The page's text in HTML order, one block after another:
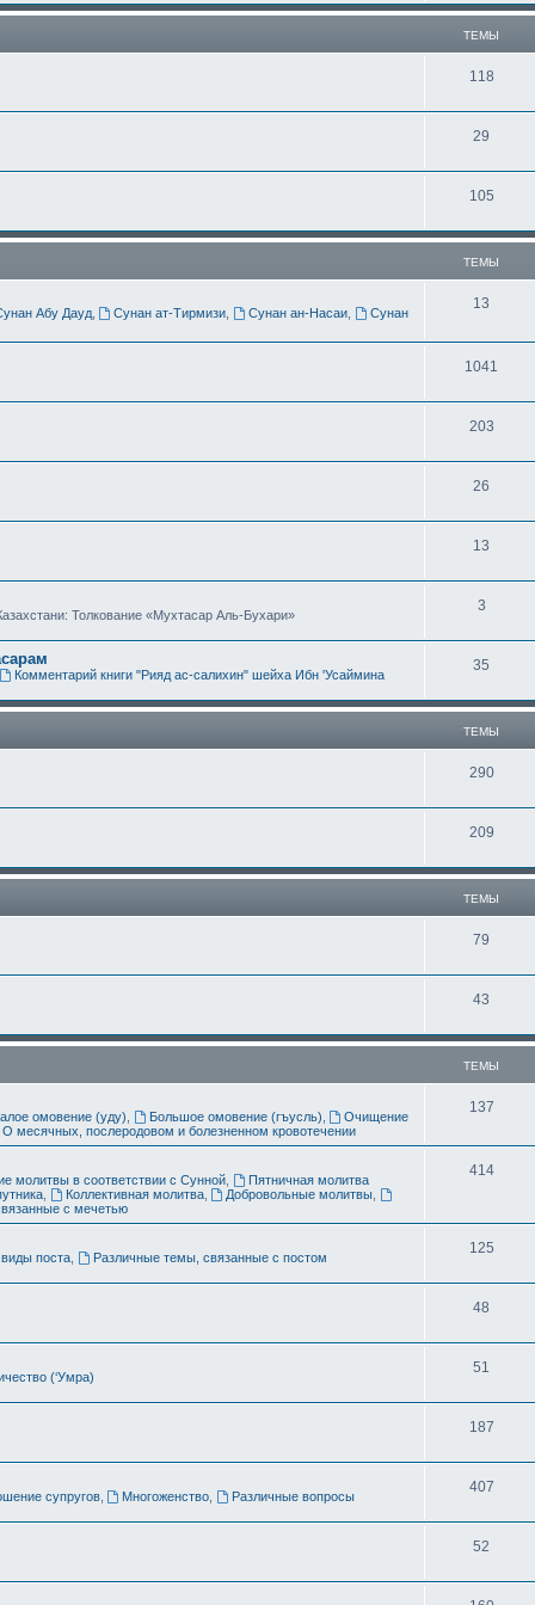
м
ТЕМЫ
118Т
ы
29
м
ы
105Т
м
ТЕМЫ
Абу Дауд, Сунан ат-Тирмизи Сунан ан-Насаи
Сунан
13
м
1041
ы
203Т
ы
26
ы
13
ы
Толкование «Мухтасар Аль-Бухари»
3Т
м
ы
Комментарий книги "Рияд ас-салихин" шейха Ибн 'Усаймина
35
м
ТЕМЫ
290Т
м
ы
209Т
м
ТЕМЫ
79
ы
43
м
ТЕМЫ
омовение (уду) Большое омовение (гъусль)
Очищение
О месячных, послеродовом и болезненном кровотечении
137Т
м
молитвы в соответствии с Сунной,
Пятничная молитва
, Коллективная молитва, Добровольные молитвы
с мечетью
414Т
поста, Различные темы, связанные с постом
125Т
ы
48
ы
(‘Умра)
51
м
ы
187Т
м
ы
супругов, Многоженство Различные вопросы
407Т
ы
52